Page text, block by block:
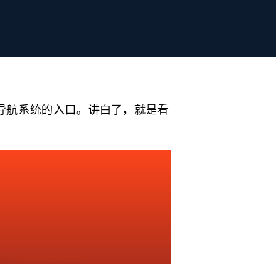
系统的入口。讲白了，就是看